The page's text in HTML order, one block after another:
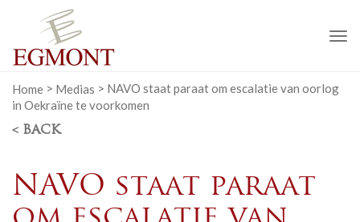
Home > Medias > NAVO staat paraat om escalatie van oorlog
in Oekraïne te voorkomen
< BACK
NAVO staat paraat